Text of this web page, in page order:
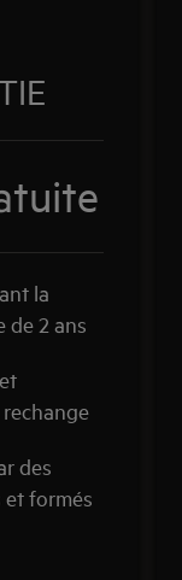
la
de 2 ans
des
formés